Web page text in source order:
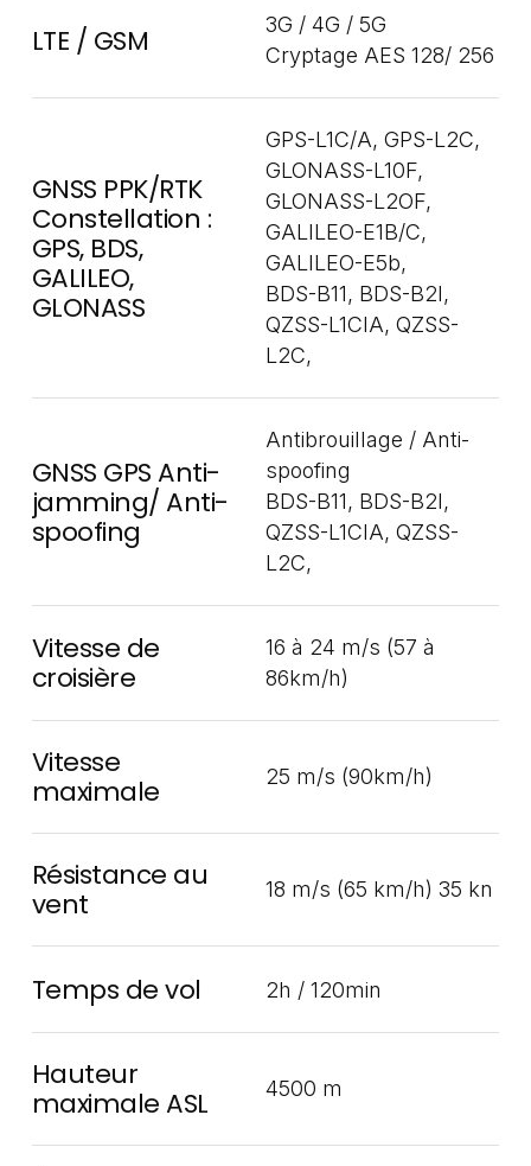
LTE / GSM
3G / 4G / 5G
Cryptage AES 128/ 256
GNSS PPK/RTK
Constellation :
GPS, BDS,
GALILEO,
GLONASS
GPS-L1C/A, GPS-L2C,
GLONASS-L10F,
GLONASS-L2OF,
GALILEO-E1B/C,
GALILEO-E5b,
BDS-B11, BDS-B2I,
QZSS-L1CIA, QZSS-
L2C,
GNSS GPS Anti-
jamming/ Anti-
spoofing
Antibrouillage / Anti-
spoofing
BDS-B11, BDS-B2I,
QZSS-L1CIA, QZSS-
L2C,
Vitesse de
croisière
16 à 24 m/s (57 à
86km/h)
Vitesse
maximale
25 m/s (90km/h)
Résistance au
vent
18 m/s (65 km/h) 35 kn
Temps de vol 2h / 120min
Hauteur
maximale ASL
4500 m